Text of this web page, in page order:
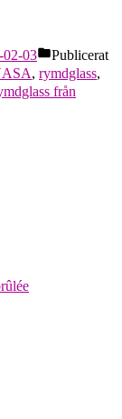
02-03
Publicerat
, rymdglass,
från